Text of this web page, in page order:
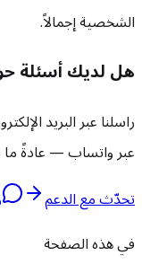
الشخصية إجمالاً.
هل لديك أسئلة
راسلنا عبر البريد
عبر واتساب — عادةً
تحدّث مع الدعم
في هذه الصفحة